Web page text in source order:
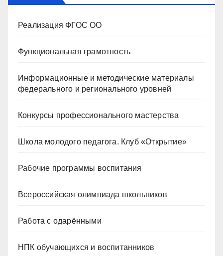
Реализация ФГОС ОО
Функциональная грамотность
Информационные и методические материалы
федерального и регионального уровней
Конкурсы профессионального мастерства
Школа молодого педагога. Клуб «Открытие»
Рабочие программы воспитания
Всероссийская олимпиада школьников
Работа с одарёнными
НПК обучающихся и воспитанников